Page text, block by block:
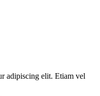
adipiscing elit. Etiam vel